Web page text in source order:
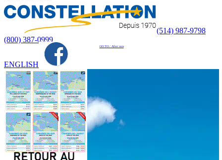
(514) 987-9798
(800) 387-0999
GO TO / Aller vers
ENGLISH